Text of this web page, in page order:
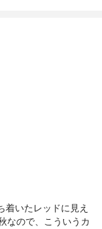
着いたレッドに見え
なので、こういうカ